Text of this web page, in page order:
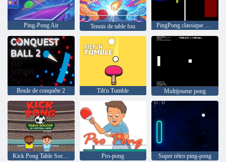
Ping-Pong Air Tennis de table fou PingPong classique 8 bits
Boule de conquête 2 Tilt'n Tumble Multijoueur pong
Kick Pong Table Soccer Pro-pong Super rétro ping-pong